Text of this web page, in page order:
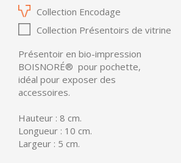
Collection Encodage
Collection Présentoirs de vitrine
Présentoir en bio-impression
BOISNORÉ® pour pochette,
idéal pour exposer des
accessoires.
Hauteur : 8 cm.
Longueur : 10 cm.
Largeur : 5 cm.